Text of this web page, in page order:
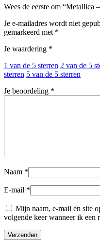
Wees de eerste om “Metallica
Je e-mailadres wordt niet
gemarkeerd met *
Je waardering *
1 van de 5 sterren 2 van de 5
sterren 5 van de 5 sterren
Je beoordeling *
Naam *
E-mail *
Mijn naam, e-mail en site
volgende keer wanneer ik een